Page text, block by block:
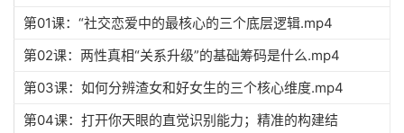
第01课：“社交恋爱中的最核心的三个底层逻辑.mp4
第02课：两性真相“关系升级”的基础筹码是什么.mp4
第03课：如何分辨渣女和好女生的三个核心维度.mp4
第04课：打开你天眼的直觉识别能力；精准的构建结